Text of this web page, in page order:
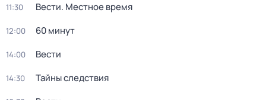
11:30 Вести. Местное время
12:00 60 минут
14:00 Вести
14:30 Тайны следствия